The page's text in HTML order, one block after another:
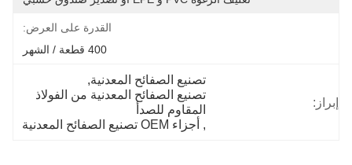
القدرة على العرض:
400 قطعة / الشهر
إبراز:
تصنيع الصفائح المعدنية,
المقاوم للصدأ
, أجزاء OEM تصنيع الصفائح المعدنية